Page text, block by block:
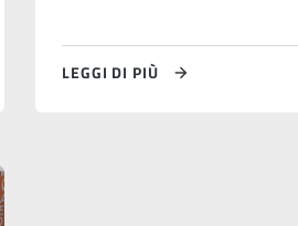
LEGGI DI PIÙ